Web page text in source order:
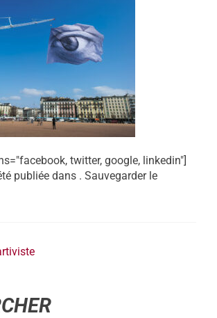
twitter, google, linkedin"]
publiée dans . Sauvegarder le